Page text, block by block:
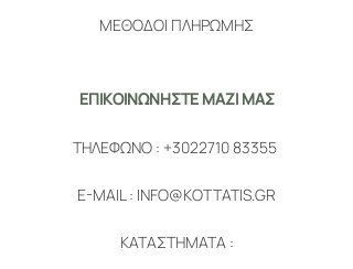
ΜΕΘΟΔΟΙ ΠΛΗΡΩΜΗΣ
ΕΠΙΚΟΙΝΩΝΗΣΤΕ ΜΑΖΙ ΜΑΣ
ΤΗΛΕΦΩΝΟ : +3022710 83355
E-MAIL : INFO@KOTTATIS.GR
ΚΑΤΑΣΤΗΜΑΤΑ :